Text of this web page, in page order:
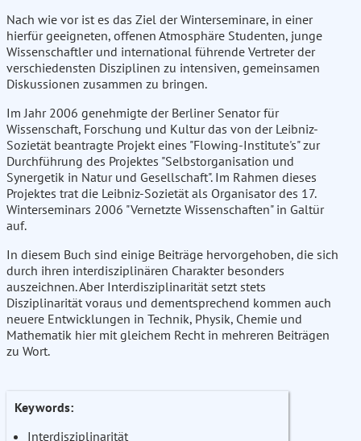
Nach wie vor ist es das Ziel der Winterseminare, in einer
hierfür geeigneten, offenen Atmosphäre Studenten, junge
Wissenschaftler und international führende Vertreter der
verschiedensten Disziplinen zu intensiven, gemeinsamen
Diskussionen zusammen zu bringen.
Im Jahr 2006 genehmigte der Berliner Senator für
Wissenschaft, Forschung und Kultur das von der Leibniz-
Sozietät beantragte Projekt eines "Flowing-Institute's" zur
Durchführung des Projektes "Selbstorganisation und
Synergetik in Natur und Gesellschaft". Im Rahmen dieses
Projektes trat die Leibniz-Sozietät als Organisator des 17.
Winterseminars 2006 "Vernetzte Wissenschaften" in Galtür
auf.
In diesem Buch sind einige Beiträge hervorgehoben, die sich
durch ihren interdisziplinären Charakter besonders
auszeichnen. Aber Interdisziplinarität setzt stets
Disziplinarität voraus und dementsprechend kommen auch
neuere Entwicklungen in Technik, Physik, Chemie und
Mathematik hier mit gleichem Recht in mehreren Beiträgen
zu Wort.
Keywords:
Interdisziplinarität